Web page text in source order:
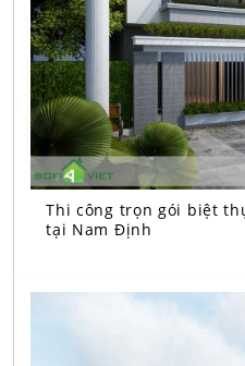
Thi công trọn gói biệt
tại Nam Định